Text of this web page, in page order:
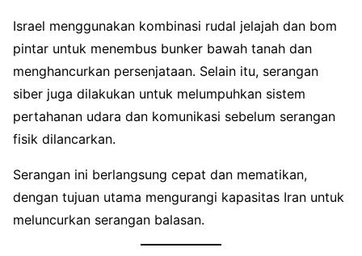
Israel menggunakan kombinasi rudal jelajah dan bom
pintar untuk menembus bunker bawah tanah dan
menghancurkan persenjataan. Selain itu, serangan
siber juga dilakukan untuk melumpuhkan sistem
pertahanan udara dan komunikasi sebelum serangan
fisik dilancarkan.
Serangan ini berlangsung cepat dan mematikan,
dengan tujuan utama mengurangi kapasitas Iran untuk
meluncurkan serangan balasan.